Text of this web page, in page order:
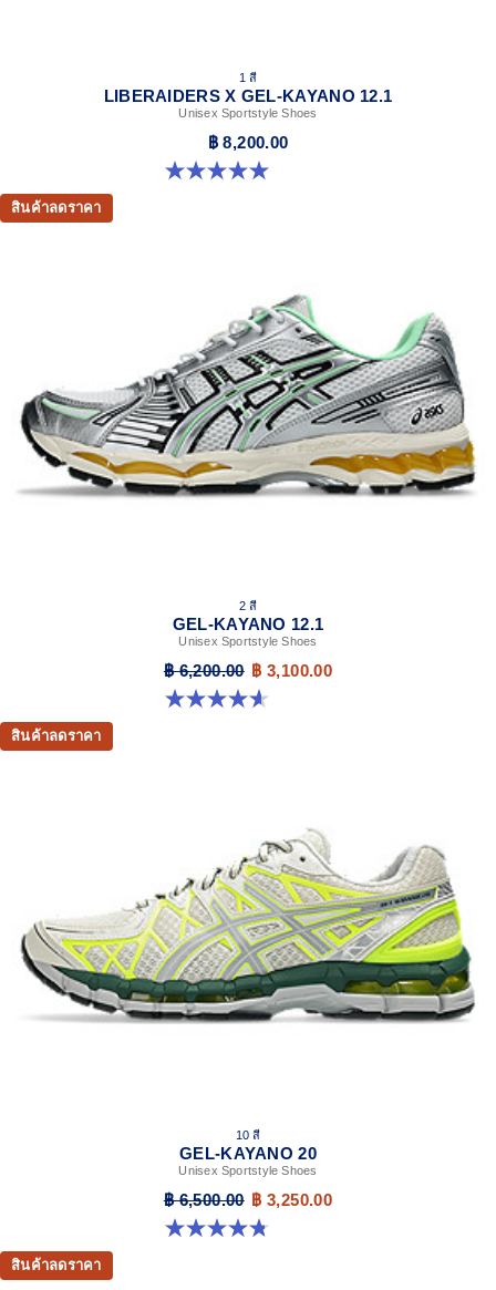
1 สี
LIBERAIDERS X GEL-KAYANO 12.1
Unisex Sportstyle Shoes
฿ 8,200.00
5.0 จาก 5 ดาว 3 รีวิว
สินค้าลดราคา
2 สี
GEL-KAYANO 12.1
Unisex Sportstyle Shoes
฿ 6,200.00 ฿ 3,100.00
4.6 จาก 5 ดาว 13 รีวิว
สินค้าลดราคา
10 สี
GEL-KAYANO 20
Unisex Sportstyle Shoes
฿ 6,500.00 ฿ 3,250.00
4.8 จาก 5 ดาว 222 รีวิว
สินค้าลดราคา